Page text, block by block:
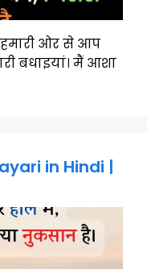
ओर से आप
बधाइयां। मैं आशा
in Hindi |